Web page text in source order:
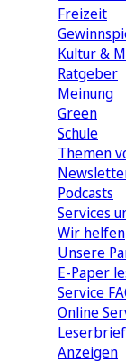
Freizeit
Kultur &
Ratgeber
Meinung
Green
Schule
Themen
Podcasts
Services
Wir helfen
Unsere
E-Paper
Service
Online
Anzeigen